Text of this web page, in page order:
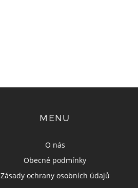
MENU
O nás
Obecné podmínky
Zásady ochrany osobních údajů